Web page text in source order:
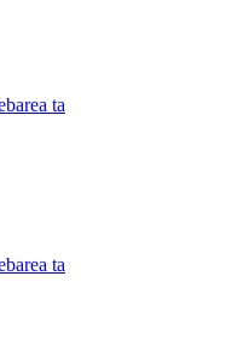
ta
ta